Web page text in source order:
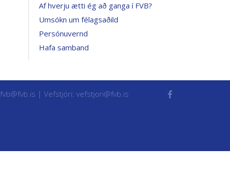
Af hverju ætti ég að ganga í FVB?
Umsókn um félagsaðild
Persónuvernd
Hafa samband
fvb@fvb.is | Vefstjóri: vefstjori@fvb.is